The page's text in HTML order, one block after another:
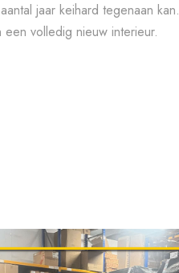
jaar keihard tegenaan
volledig nieuw interieur.